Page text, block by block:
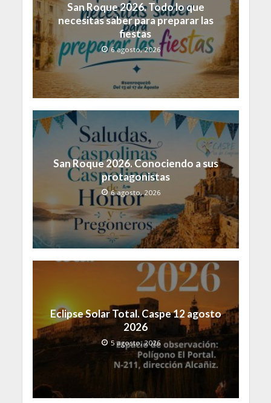
San Roque 2026. Todo lo que
necesitas saber para preparar las
fiestas
6 agosto, 2026
San Roque 2026. Conociendo a sus
protagonistas
6 agosto, 2026
Eclipse Solar Total. Caspe 12 agosto
2026
5 agosto, 2026